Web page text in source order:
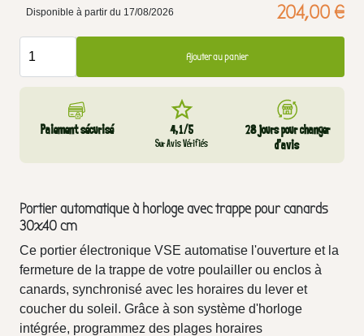
Disponible à partir du 17/08/2026 204,00 €
Ajouter au panier
Paiement sécurisé 4,1/5
Sur Avis Vérifiés
28 jours pour changer
d’avis
Portier automatique à horloge avec trappe pour canards
30x40 cm
Ce portier électronique VSE automatise l'ouverture et la
fermeture de la trappe de votre poulailler ou enclos à
canards, synchronisé avec les horaires du lever et
coucher du soleil. Grâce à son système d'horloge
intégrée, programmez des plages horaires